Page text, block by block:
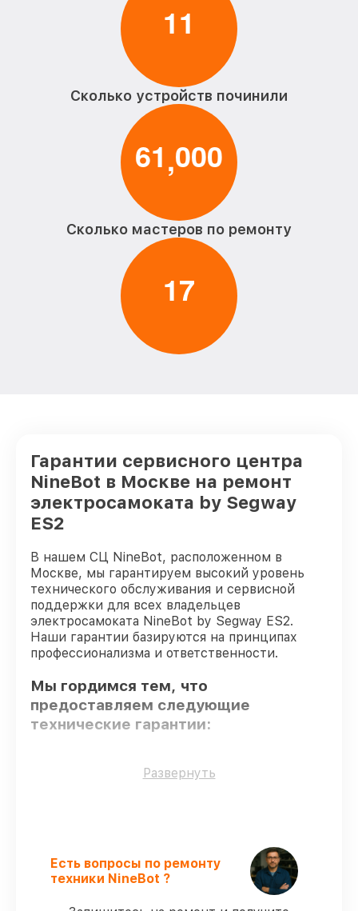
11
Сколько устройств починили
61,000
Сколько мастеров по ремонту
17
Гарантии сервисного центра
NineBot в Москве на ремонт
электросамоката by Segway
ES2
В нашем СЦ NineBot, расположенном в
Москве, мы гарантируем высокий уровень
технического обслуживания и сервисной
поддержки для всех владельцев
электросамоката NineBot by Segway ES2.
Наши гарантии базируются на принципах
профессионализма и ответственности.
Мы гордимся тем, что
предоставляем следующие
технические гарантии:
Оригинальные детали– для всех видов
Точное соблюдение сроков
–
соблюдаем сроки сервиса
электросамоката by Segway ES2,
Развернуть
Есть вопросы по ремонту
техники NineBot ?